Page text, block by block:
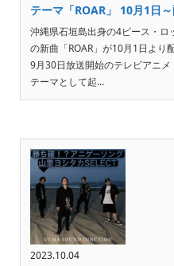
テーマ「ROAR」 10月1日
沖縄県石垣島出身の4ピース・
の新曲「ROAR」が10月1日より
9月30日放送開始のテレビアニ
テーマとして起...
2023.10.04